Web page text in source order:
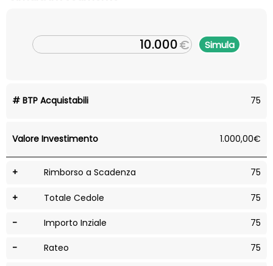
€ Simula
# BTP Acquistabili 75
Valore Investimento 1.000,00€
+ Rimborso a Scadenza 75
+ Totale Cedole 75
- Importo Inziale 75
- Rateo 75